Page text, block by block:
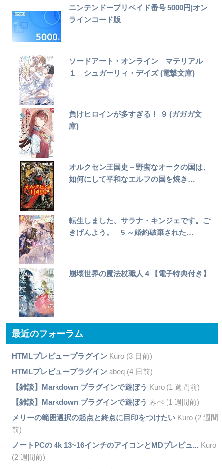
ニンテンドープリペイド番号 5000円|オン
ラインコード版
ソードアート・オンライン マテリアル
１ シュガーリィ・デイズ (電撃文庫)
負けヒロインが多すぎる！ ９ (ガガガ文
庫)
オルクセン王国史～野蛮なオークの国は、
如何にして平和なエルフの国を焼き…
転生しました、サラナ・キンジェです。ご
きげんよう。 5 ～婚約破棄された…
崩壊世界の魔法杖職人４【電子特典付き】
最近のフォーラム
HTMLプレビュープラグインKuro (3 日前)
HTMLプレビュープラグインabeq (4 日前)
【雑談】Markdown プラグインで遊ぼう Kuro (1 週間前)
【雑談】Markdown プラグインで遊ぼう みぺ (1 週間前)
メリーの範囲選択の起点と終点に目印をつけたいKuro (2 週間
前)
ノートPCの 4k 13~16インチのアイコンとMDプレビュ... Kuro
(2 週間前)